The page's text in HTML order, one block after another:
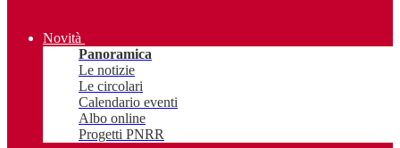
Novità
Panoramica
Le notizie
Le circolari
Calendario eventi
Albo online
Progetti PNRR